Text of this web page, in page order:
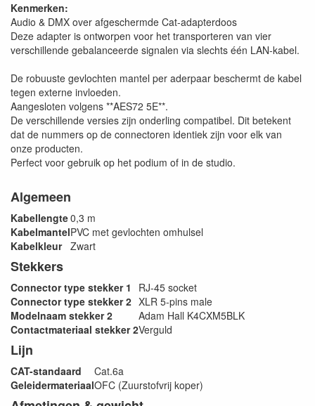
Kenmerken:
Audio & DMX over afgeschermde Cat-adapterdoos
Deze adapter is ontworpen voor het transporteren van vier
verschillende gebalanceerde signalen via slechts één LAN-kabel.
De robuuste gevlochten mantel per aderpaar beschermt de kabel
tegen externe invloeden.
Aangesloten volgens **AES72 5E**.
De verschillende versies zijn onderling compatibel. Dit betekent
dat de nummers op de connectoren identiek zijn voor elk van
onze producten.
Perfect voor gebruik op het podium of in de studio.
Algemeen
Kabellengte0,3 m
KabelmantelPVC met gevlochten omhulsel
Kabelkleur Zwart
Stekkers
Connector type stekker 1
RJ-45 socket
Connector type stekker 2 XLR 5-pins male
Modelnaam stekker 2
Adam Hall K4CXM5BLK
Contactmateriaal stekker 2Verguld
Lijn
CAT-standaard
Cat.6a
GeleidermateriaalOFC (Zuurstofvrij koper)